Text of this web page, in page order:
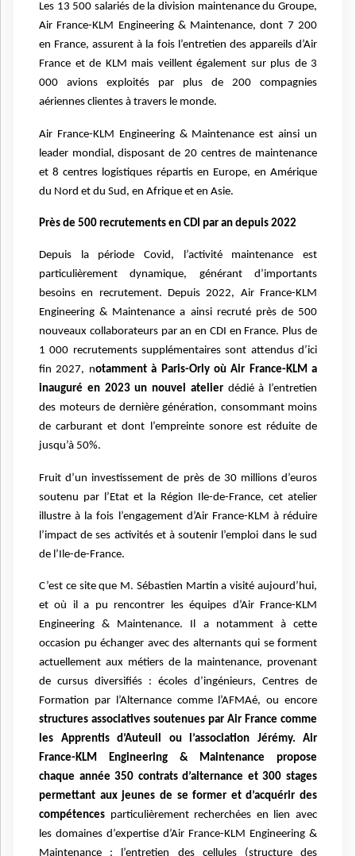
Les 13 500 salariés de la division maintenance du Groupe,
Air France-KLM Engineering & Maintenance, dont 7 200
en France, assurent à la fois l’entretien des appareils d’Air
France et de KLM mais veillent également sur plus de 3
000 avions exploités par plus de 200 compagnies
aériennes clientes à travers le monde.
Air France-KLM Engineering & Maintenance est ainsi un
leader mondial, disposant de 20 centres de maintenance
et 8 centres logistiques répartis en Europe, en Amérique
du Nord et du Sud, en Afrique et en Asie.
Près de 500 recrutements en CDI par an depuis 2022
Depuis la période Covid, l’activité maintenance est
particulièrement dynamique, générant d’importants
besoins en recrutement. Depuis 2022, Air France-KLM
Engineering & Maintenance a ainsi recruté près de 500
nouveaux collaborateurs par an en CDI en France. Plus de
1 000 recrutements supplémentaires sont attendus d’ici
fin 2027, notamment à Paris-Orly où Air France-KLM a
inauguré en 2023 un nouvel atelierdédié à l’entretien
des moteurs de dernière génération, consommant moins
de carburant et dont l’empreinte sonore est réduite de
jusqu’à 50%.
Fruit d’un investissement de près de 30 millions d’euros
soutenu par l’Etat et la Région Ile-de-France, cet atelier
illustre à la fois l’engagement d’Air France-KLM à réduire
l’impact de ses activités et à soutenir l’emploi dans le sud
de l’Ile-de-France.
C’est ce site que M. Sébastien Martin a visité aujourd’hui,
et où il a pu rencontrer les équipes d’Air France-KLM
Engineering & Maintenance. Il a notamment à cette
occasion pu échanger avec des alternants qui se forment
actuellement aux métiers de la maintenance, provenant
de cursus diversifiés : écoles d’ingénieurs, Centres de
Formation par l’Alternance comme l’AFMAé, ou encore
structures associatives soutenues par Air France comme
les Apprentis d’Auteuil ou l’association Jérémy. Air
France-KLM Engineering & Maintenance propose
chaque année 350 contrats d’alternance et 300 stages
permettant aux jeunes de se former et d’acquérir des
compétences particulièrement recherchées en lien avec
les domaines d’expertise d’Air France-KLM Engineering &
Maintenance : l’entretien des cellules (structure des